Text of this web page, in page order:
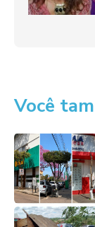
Você